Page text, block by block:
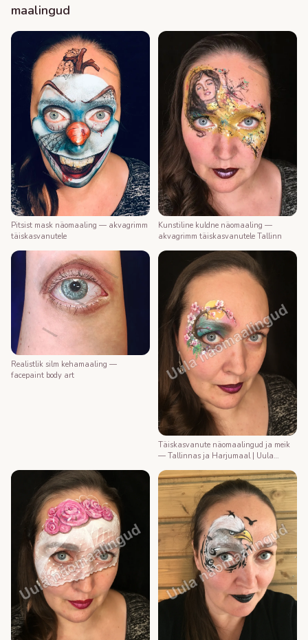
maalingud
Pitsist mask näomaaling — akvagrimm
täiskasvanutele
Kunstiline kuldne näomaaling —
akvagrimm täiskasvanutele Tallinn
Realistlik silm kehamaaling —
facepaint body art
Täiskasvanute näomaalingud ja meik
— Tallinnas ja Harjumaal | Uula